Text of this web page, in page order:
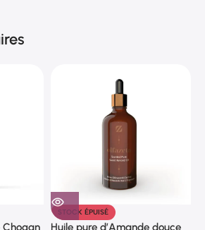
Chogan
STOCK ÉPUISÉ
Huile pure d’Amande douce